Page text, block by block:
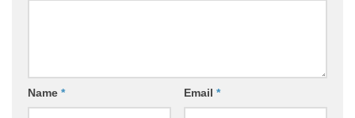
Name * Email *